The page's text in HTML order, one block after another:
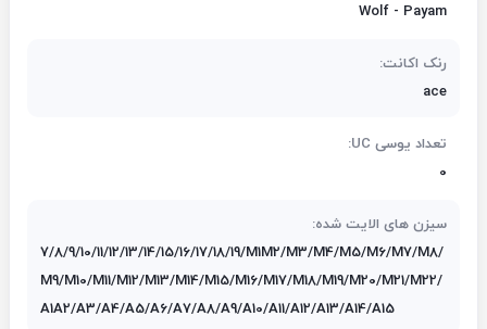
Wolf - Payam
رنک اکانت:
ace
تعداد یوسی UC:
0
سیزن های الایت شده:
7/8/9/10/11/12/13/14/15/16/17/18/19/M1M2/M3/M4/M5/M6/M7/M8/
M9/M10/M11/M12/M13/M14/M15/M16/M17/M18/M19/M20/M21/M22/
A1A2/A3/A4/A5/A6/A7/A8/A9/A10/A11/A12/A13/A14/A15